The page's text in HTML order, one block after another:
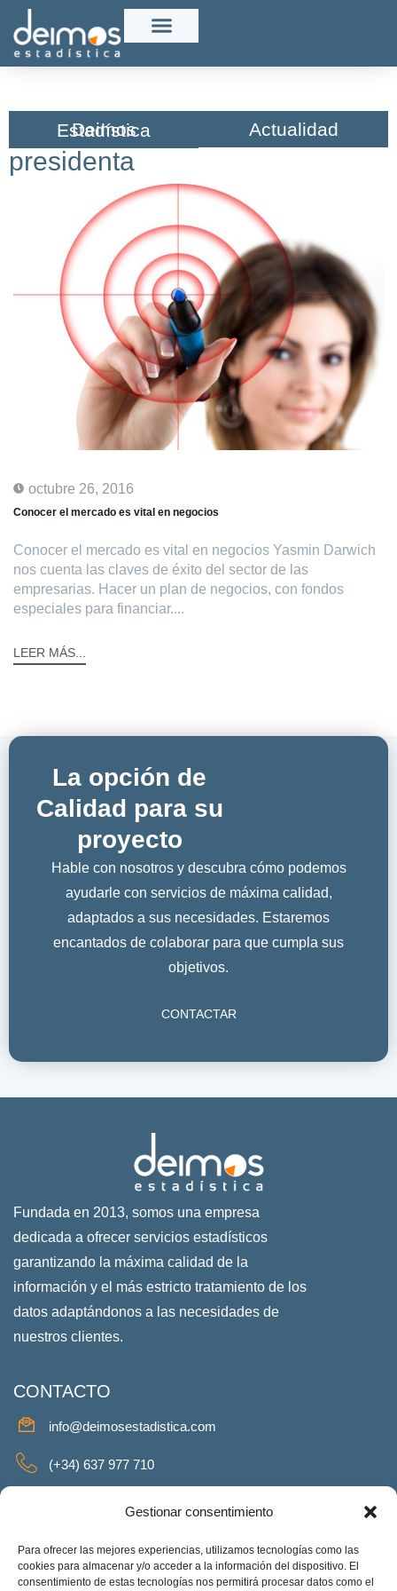
Gestionar consentimiento
Para ofrecer las mejores experiencias, utilizamos tecnologías como las
cookies para almacenar y/o acceder a la información del dispositivo. El
consentimiento de estas tecnologías nos permitirá procesar datos como el
Deimos Estadística​ Actualidad
presidenta
octubre 26, 2016
Conocer el mercado es vital en negocios
Conocer el mercado es vital en negocios Yasmin Darwich
nos cuenta las claves de éxito del sector de las
empresarias. Hacer un plan de negocios, con fondos
especiales para financiar....
LEER MÁS...
La opción de
Calidad para su
proyecto
Hable con nosotros y descubra cómo podemos
ayudarle con servicios de máxima calidad,
adaptados a sus necesidades. Estaremos
encantados de colaborar para que cumpla sus
objetivos.
CONTACTAR
Fundada en 2013, somos una empresa
dedicada a ofrecer servicios estadísticos
garantizando la máxima calidad de la
información y el más estricto tratamiento de los
datos adaptándonos a las necesidades de
nuestros clientes.
CONTACTO
info@deimosestadistica.com
(+34) 637 977 710